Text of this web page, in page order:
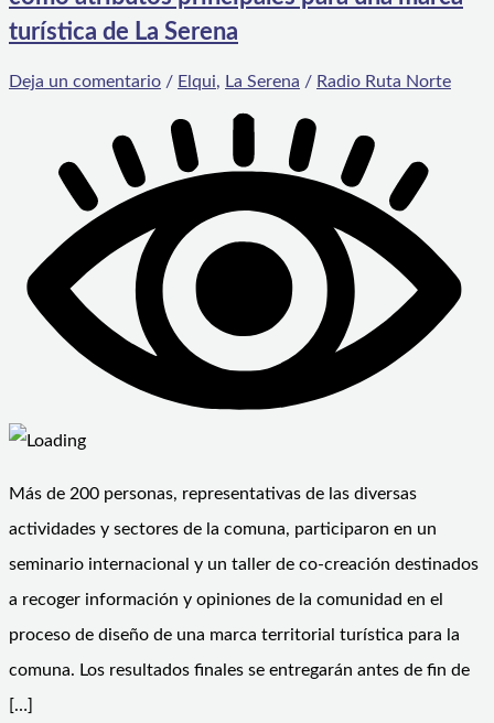
turística de La Serena
Deja un comentario / Elqui, La Serena / Radio Ruta Norte
Más de 200 personas, representativas de las diversas
actividades y sectores de la comuna, participaron en un
seminario internacional y un taller de co-creación destinados
a recoger información y opiniones de la comunidad en el
proceso de diseño de una marca territorial turística para la
comuna. Los resultados finales se entregarán antes de fin de
[…]